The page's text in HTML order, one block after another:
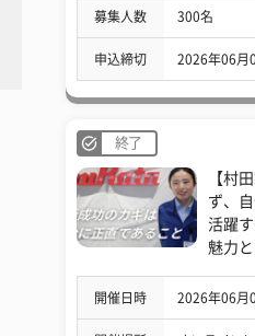
募集人数 300名
申込締切 2026年06月
終了
【村
ず、
活躍
魅力
開催日時 2026年06月